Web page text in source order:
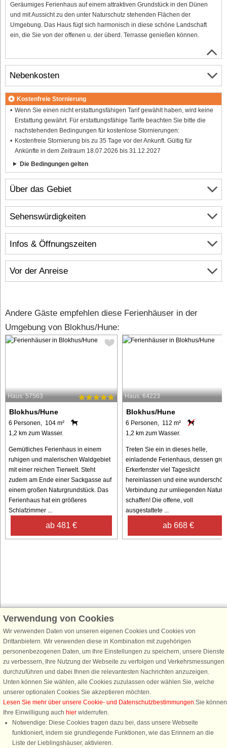
Geräumiges Ferienhaus auf einem attraktiven Grundstück in den Dünen
und mit Aussicht zu den unter Naturschutz stehenden Flächen der
Umgebung. Das Haus fügt sich harmonisch in diese schöne Landschaft
ein, die Sie von der offenen u. der überd. Terrasse genießen können.
Über das Gebiet
Infos & Öffnungszeiten
Vor der Anreise
Nebenkosten
Kostenfreie Stornierung
Wenn Sie einen nicht erstattungsfähigen Tarif gewählt haben, wird keine
Erstattung gewährt. Für erstattungsfähige Tarife beachten Sie bitte die
nachstehenden Bedingungen für kostenlose Stornierungen:
Kostenfreie Stornierung bis zu 35 Tage vor der Ankunft. Gültig für
Ankünfte in dem Zeitraum 18.07.2026 bis 31.12.2027
Die Bedingungen gelten
Sehenswürdigkeiten
Andere Gäste empfehlen diese Ferienhäuser in der
Umgebung von Blokhus/Hune:
Haus: 57563
Blokhus/Hune
6 Personen, 104 m²
1,2 km zum Wasser.
Gemütliches Ferienhaus in einem
ruhigen und malerischen Waldgebiet
mit einer reichen Tierwelt. Steht
zudem am Ende einer Sackgasse auf
einem großen Naturgrundstück. Das
Ferienhaus hat ein größeres
Schlafzimmer ...
ab 481 €
Haus: 64223
Blokhus/Hune
6 Personen, 112 m²
1,2 km zum Wasser.
Treten Sie ein in dieses helle,
einladende Ferienhaus, dessen
Erkerfenster viel Tageslicht
hereinlassen und eine
Verbindung zur umliegenden Natur
schaffen! Die offene, voll
ausgestattete ...
ab 668 €
Schließen Sie sich 100.000 Ferienhaus-Fans an
Erhalten Sie einen Willkommensgutschein von 25 €für Ihren nächsten
Ferienhausurlaub - melden Sie sich einfach für den DanCenter Newsletter
an. Verpassen Sie nie wieder exklusive Angebote, Gewinnspiele und
Urlaubstipps!
Newsletter abonnieren
Verwendung von Cookies
Wir verwenden Daten von unseren eigenen Cookies und Cookies von
Drittanbietern. Wir verwenden diese in Kombination mit zugehörigen
personenbezogenen Daten, um Ihre Einstellungen zu speichern, unsere Dienste
zu verbessern, Ihre Nutzung der Webseite zu verfolgen und Verkehrsmessungen
durchzuführen und dabei Ihnen die relevantesten Nachrichten anzuzeigen.
Unten können Sie wählen, alle Cookies zuzulassen oder wählen Sie, welche
unserer optionalen Cookies Sie akzeptieren möchten.
Lesen Sie mehr über unsere Cookie- und Datenschutzbestimmungen.Sie können
Ihre Einwilligung auch hier widerrufen.
Notwendige: Diese Cookies tragen dazu bei, dass unsere Webseite
funktioniert, indem sie grundlegende Funktionen, wie das Erinnern an die
Liste der Lieblingshäuser, aktivieren.